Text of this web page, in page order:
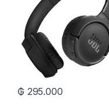
₲ 295.000